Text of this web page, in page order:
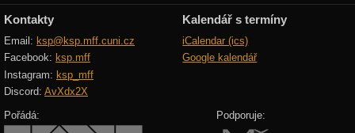
Kontakty
Email: ksp@ksp.mff.cuni.cz
Facebook: ksp.mff
Instagram: ksp_mff
Discord: AvXdx2X
Kalendář s termíny
iCalendar (ics)
Google kalendář
Pořádá: Podporuje: